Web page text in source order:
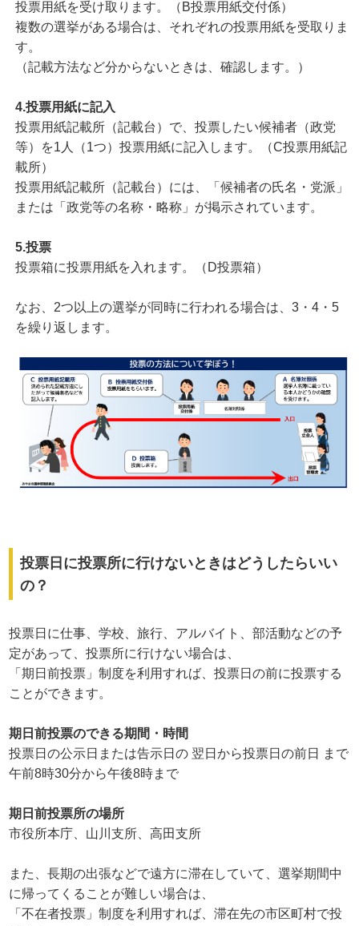
投票用紙を受け取ります。（B投票用紙交付係）
複数の選挙がある場合は、それぞれの投票用紙を受取りま
す。
（記載方法など分からないときは、確認します。）
4.投票用紙に記入
投票用紙記載所（記載台）で、投票したい候補者（政党
等）を1人（1つ）投票用紙に記入します。（C投票用紙記
載所）
投票用紙記載所（記載台）には、「候補者の氏名・党派」
または「政党等の名称・略称」が掲示されています。
5.投票
投票箱に投票用紙を入れます。（D投票箱）
なお、2つ以上の選挙が同時に行われる場合は、3・4・5
を繰り返します。
投票日に投票所に行けないときはどうしたらいい
の？
投票日に仕事、学校、旅行、アルバイト、部活動などの予
定があって、投票所に行けない場合は、
「期日前投票」制度を利用すれば、投票日の前に投票する
ことができます。
期日前投票のできる期間・時間
投票日の公示日または告示日の 翌日から投票日の前日 まで
午前8時30分から午後8時まで
期日前投票所の場所
市役所本庁、山川支所、高田支所
また、長期の出張などで遠方に滞在していて、選挙期間中
に帰ってくることが難しい場合は、
「不在者投票」制度を利用すれば、滞在先の市区町村で投